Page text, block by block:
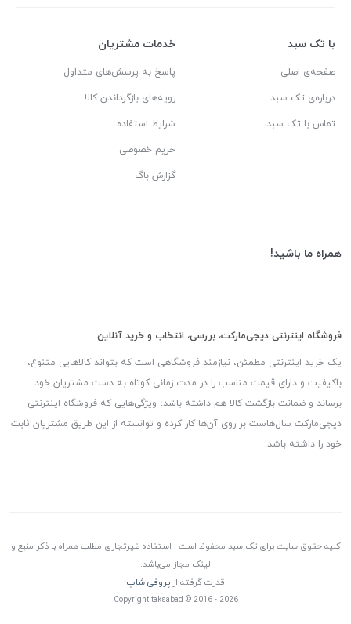
با تک سبد
صفحه‌ی اصلی
درباره‌ی تک سبد
تماس با تک سبد
خدمات مشتریان
پاسخ به پرسش‌های متداول
رویه‌های بازگرداندن کالا
شرایط استفاده
حریم خصوصی
گزارش باگ
همراه ما باشید!
فروشگاه اینترنتی دیجی‌مارکت، بررسی، انتخاب و خرید آنلاین
یک خرید اینترنتی مطمئن، نیازمند فروشگاهی است که بتواند کالاهایی متنوع،
باکیفیت و دارای قیمت مناسب را در مدت زمانی کوتاه به دست مشتریان خود
برساند و ضمانت بازگشت کالا هم داشته باشد؛ ویژگی‌هایی که فروشگاه اینترنتی
دیجی‌مارکت سال‌هاست بر روی آن‌ها کار کرده و توانسته از این طریق مشتریان ثابت
خود را داشته باشد.
کلیه حقوق سایت برای تک سبد محفوظ است . استفاده غیرتجاری مطلب همراه با ذکر منبع و
لینک مجاز می‌باشد.
قدرت گرفته ازپروفی شاپ
Copyright taksabad © 2016 - 2026